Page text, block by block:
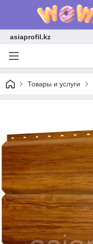
asiaprofil.kz
Товары и услуги